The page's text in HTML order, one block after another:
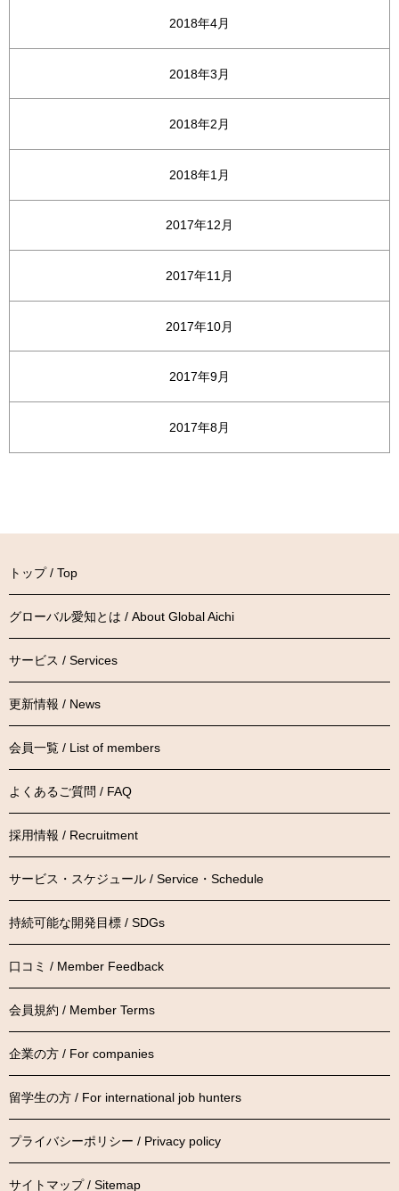
2018年4月
2018年3月
2018年2月
2018年1月
2017年12月
2017年11月
2017年10月
2017年9月
2017年8月
トップ / Top
グローバル愛知とは / About Global Aichi
サービス / Services
更新情報 / News
会員一覧 / List of members
よくあるご質問 / FAQ
採用情報 / Recruitment
サービス・スケジュール / Service・Schedule
持続可能な開発目標 / SDGs
口コミ / Member Feedback
会員規約 / Member Terms
企業の方 / For companies
留学生の方 / For international job hunters
プライバシーポリシー / Privacy policy
サイトマップ / Sitemap